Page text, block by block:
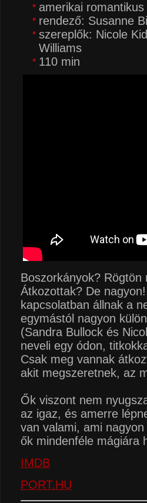
amerikai
rendező: Susanne
szereplők: Nicole
Williams
110 min
Boszorkányok? Rögtön
Átkozottak? De
kapcsolatban állnak a
egymástól nagyon
(Sandra Bullock és
neveli egy ódon,
Csak meg vannak
akit megszeretnek, az
Ők viszont nem
az igaz, és amerre
van valami, ami
ők mindenféle mágiára
IMDB
PORT.HU